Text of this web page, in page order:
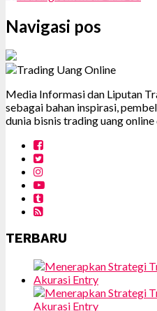
Navigasi pos
Media Informasi dan Liputan
sebagai bahan inspirasi,
dunia bisnis trading uang
TERBARU